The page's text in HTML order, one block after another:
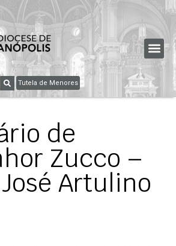
Tutela de Menores
de
Zucco –
Artulino